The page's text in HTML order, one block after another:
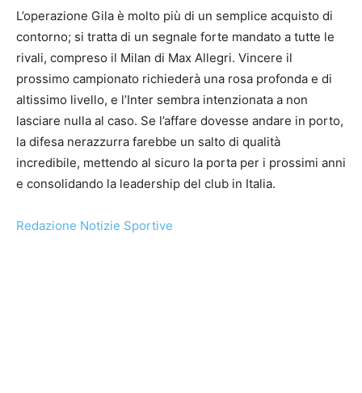
L’operazione Gila è molto più di un semplice acquisto di
contorno; si tratta di un segnale forte mandato a tutte le
rivali, compreso il Milan di Max Allegri. Vincere il
prossimo campionato richiederà una rosa profonda e di
altissimo livello, e l’Inter sembra intenzionata a non
lasciare nulla al caso. Se l’affare dovesse andare in porto,
la difesa nerazzurra farebbe un salto di qualità
incredibile, mettendo al sicuro la porta per i prossimi anni
e consolidando la leadership del club in Italia.
Redazione Notizie Sportive